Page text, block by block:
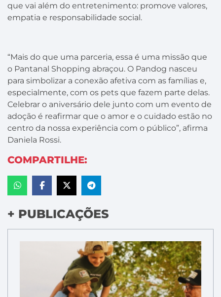
que vai além do entretenimento: promove valores,
empatia e responsabilidade social.
“Mais do que uma parceria, essa é uma missão que
o Pantanal Shopping abraçou. O Pandog nasceu
para simbolizar a conexão afetiva com as famílias e,
especialmente, com os pets que fazem parte delas.
Celebrar o aniversário dele junto com um evento de
adoção é reafirmar que o amor e o cuidado estão no
centro da nossa experiência com o público”, afirma
Daniela Rossi.
COMPARTILHE:
+ PUBLICAÇÕES